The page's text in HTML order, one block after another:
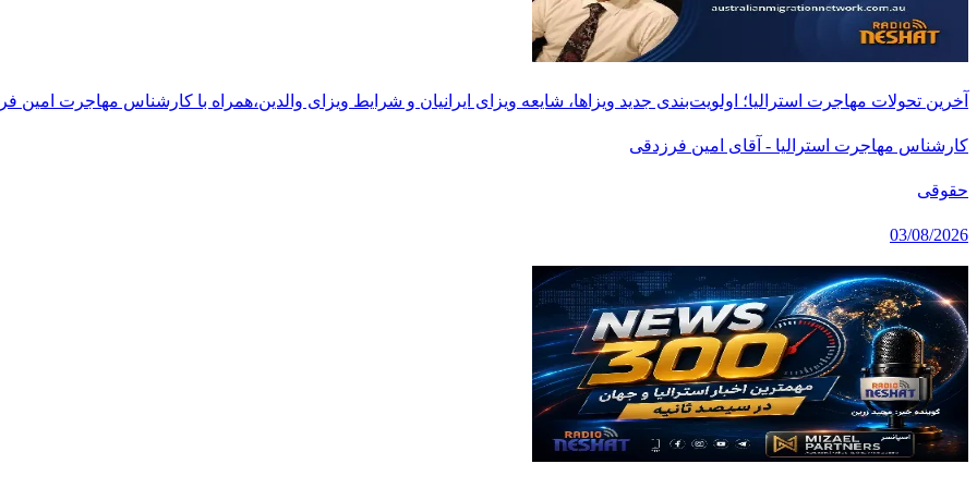
آخرین تحولات مهاجرت استرالیا؛ اولویت‌بندی جدید ویزاها، شایعه ویزای ایرانیان و شرایط ویزای والدین،همراه با کارشناس مهاجرت امین
کارشناس مهاجرت استرالیا - آقای امین فرزدقی
حقوقی
03/08/2026